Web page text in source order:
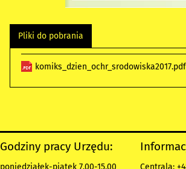
Pliki do pobrania
komiks_dzien_ochr_srodowiska2017.pdf
Godziny pracy Urzędu: